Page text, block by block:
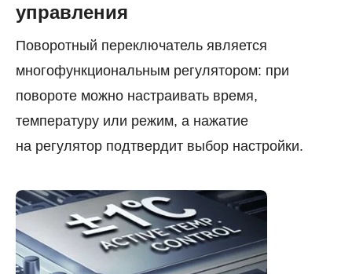
управления
Поворотный переключатель является
многофункциональным регулятором: при
повороте можно настраивать время,
температуру или режим, а нажатие
на регулятор подтвердит выбор настройки.